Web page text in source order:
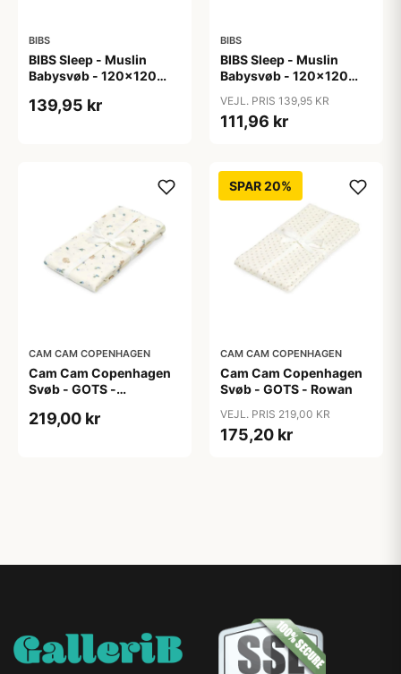
BIBS
BIBS Sleep - Muslin
Babysvøb - 120x120
139,95 kr
BIBS
BIBS Sleep - Muslin
Babysvøb - 120x120
VEJL. PRIS 139,95 KR
111,96 kr
CAM CAM COPENHAGEN
Cam Cam Copenhagen
Svøb - GOTS -
219,00 kr
SPAR 20%
CAM CAM COPENHAGEN
Cam Cam Copenhagen
Svøb - GOTS - Rowan
VEJL. PRIS 219,00 KR
175,20 kr